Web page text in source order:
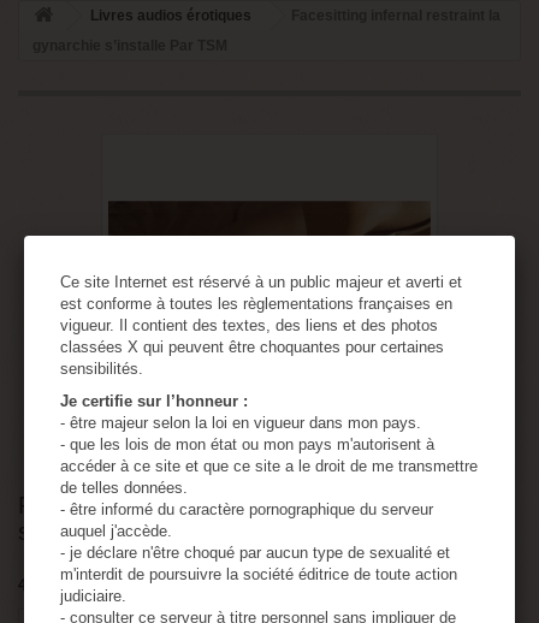
Livres audios érotiques
View larger
Facesitting infernal restraint la gynarchie
s’installe Par TSM
499 Items
Ce site Internet est réservé à un public majeur et averti et
est conforme à toutes les règlementations françaises en
vigueur. Il contient des textes, des liens et des photos
classées X qui peuvent être choquantes pour certaines
sensibilités.
Je certifie sur l’honneur :
- être majeur selon la loi en vigueur dans mon pays.
- que les lois de mon état ou mon pays m'autorisent à
accéder à ce site et que ce site a le droit de me transmettre
de telles données.
- être informé du caractère pornographique du serveur
auquel j'accède.
- je déclare n'être choqué par aucun type de sexualité et
m'interdit de poursuivre la société éditrice de toute action
judiciaire.
- consulter ce serveur à titre personnel sans impliquer de